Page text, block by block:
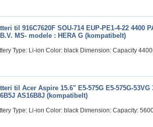
til 916C7620F SOU-714 EUP-PE1-4-22 4400
MS- modele : HERA G (kompatibelt)
Type: Li-ion Color: black Dimension: Capacity
til Acer Aspire 15.6" E5-575G E5-575G-53VG
AS16B8J (kompatibelt)
Type: Li-ion Color: black Dimension: Capacity: